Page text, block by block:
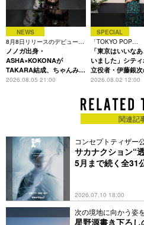
NEWS
8月8日リリースのデビュー曲
は「Time is money」
ノノガ出身・
ASHA×KOKONAが
TAKARA結成、ちゃんみな
主宰レーベル第2弾アーテ
2026.08.05 21:00
SPECIAL
「TOKYO POP
CHRONICLE」特集
「東京はいいな
いました」シテ
立役者・伊藤銀
想録
2026.08.02 12:00
関連記
コンセプトティザー
増強
サカナクション“
5月まで続く全31
2026.07.10 18:00
次の境地に向かう姿
星野源書き下ろ